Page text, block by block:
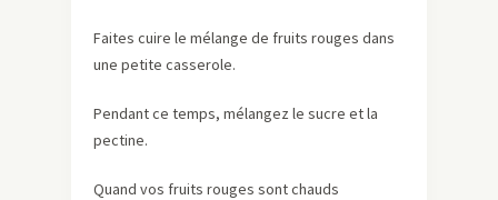
Faites cuire le mélange de fruits rouges dans
une petite casserole.
Pendant ce temps, mélangez le sucre et la
pectine.
Quand vos fruits rouges sont chauds